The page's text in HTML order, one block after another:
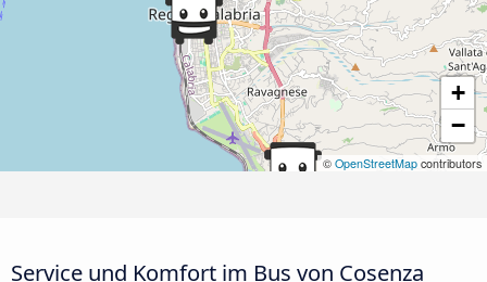
+
−
© OpenStreetMap contributors
Service und Komfort im Bus von Cosenza